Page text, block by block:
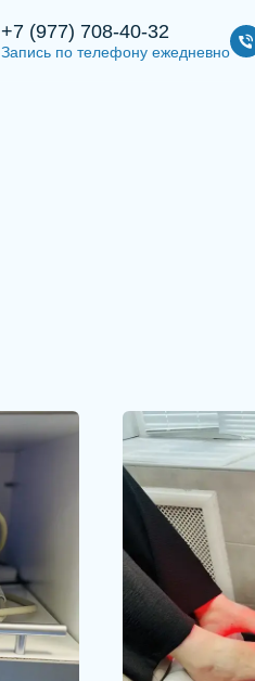
+7 (977) 708-40-32
Запись по телефону ежедневно